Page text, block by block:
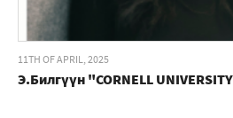
11TH OF APRIL, 2025
Э.Билгүүн "CORNELL